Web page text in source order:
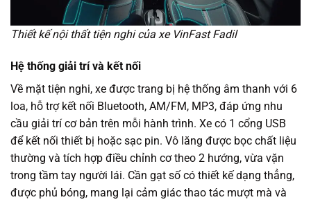
Thiết kế nội thất tiện nghi của xe VinFast Fadil
Hệ thống giải trí và kết nối
Về mặt tiện nghi, xe được trang bị hệ thống âm thanh với 6
loa, hỗ trợ kết nối Bluetooth, AM/FM, MP3, đáp ứng nhu
cầu giải trí cơ bản trên mỗi hành trình. Xe có 1 cổng USB
để kết nối thiết bị hoặc sạc pin. Vô lăng được bọc chất liệu
thường và tích hợp điều chỉnh cơ theo 2 hướng, vừa vặn
trong tầm tay người lái. Cần gạt số có thiết kế dạng thẳng,
được phủ bóng, mang lại cảm giác thao tác mượt mà và